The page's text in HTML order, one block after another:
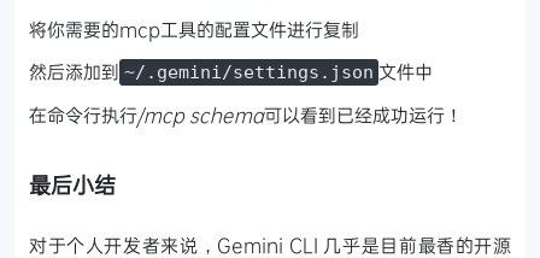
将你需要的mcp工具的配置文件进行复制
然后添加到 ~/.gemini/settings.json 文件中
在命令行执行/mcp schema可以看到已经成功运行！
最后小结
对于个人开发者来说，Gemini CLI 几乎是目前最香的开源